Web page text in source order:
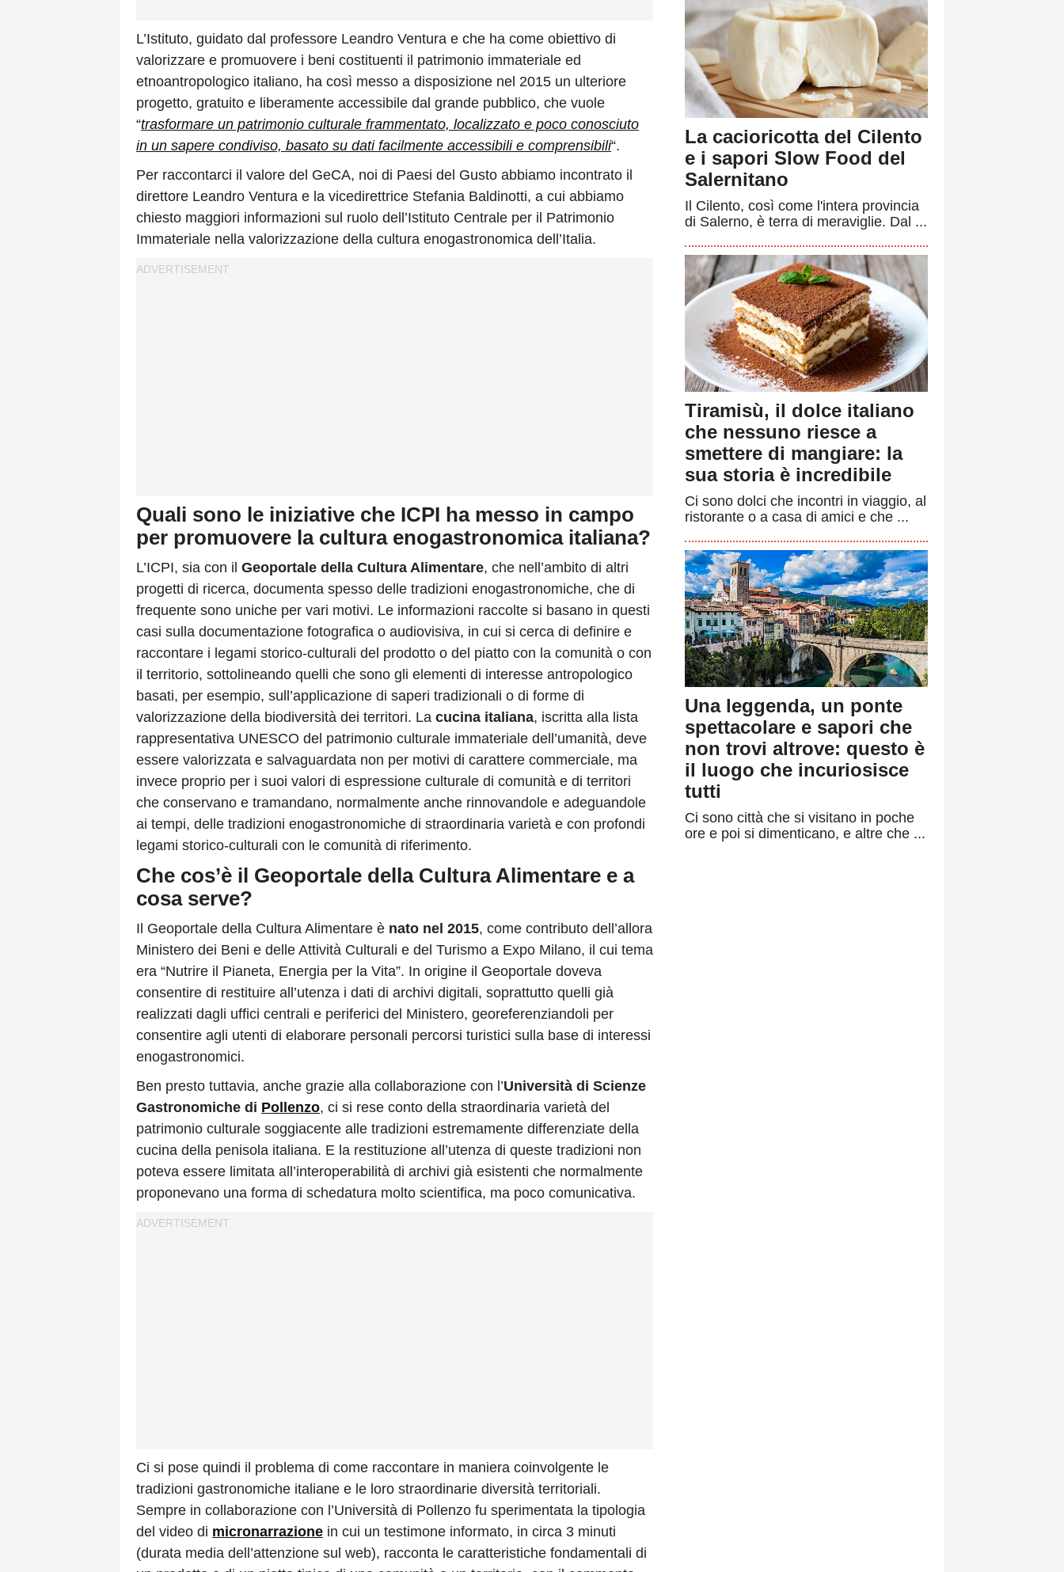
L’Istituto, guidato dal professore Leandro Ventura e che ha come obiettivo di
valorizzare e promuovere i beni costituenti il patrimonio immateriale ed
etnoantropologico italiano, ha così messo a disposizione nel 2015 un ulteriore
progetto, gratuito e liberamente accessibile dal grande pubblico, che vuole
“trasformare un patrimonio culturale frammentato, localizzato e poco conosciuto
in un sapere condiviso, basato su dati facilmente accessibili e comprensibili“.
Per raccontarci il valore del GeCA, noi di Paesi del Gusto abbiamo incontrato il
direttore Leandro Ventura e la vicedirettrice Stefania Baldinotti, a cui abbiamo
chiesto maggiori informazioni sul ruolo dell’Istituto Centrale per il Patrimonio
Immateriale nella valorizzazione della cultura enogastronomica dell’Italia.
Quali sono le iniziative che ICPI ha messo in campo
per promuovere la cultura enogastronomica italiana?
L’ICPI, sia con il Geoportale della Cultura Alimentare, che nell’ambito di altri
progetti di ricerca, documenta spesso delle tradizioni enogastronomiche, che di
frequente sono uniche per vari motivi. Le informazioni raccolte si basano in questi
casi sulla documentazione fotografica o audiovisiva, in cui si cerca di definire e
raccontare i legami storico-culturali del prodotto o del piatto con la comunità o con
il territorio, sottolineando quelli che sono gli elementi di interesse antropologico
basati, per esempio, sull’applicazione di saperi tradizionali o di forme di
valorizzazione della biodiversità dei territori. La cucina italiana, iscritta alla lista
rappresentativa UNESCO del patrimonio culturale immateriale dell’umanità, deve
essere valorizzata e salvaguardata non per motivi di carattere commerciale, ma
invece proprio per i suoi valori di espressione culturale di comunità e di territori
che conservano e tramandano, normalmente anche rinnovandole e adeguandole
ai tempi, delle tradizioni enogastronomiche di straordinaria varietà e con profondi
legami storico-culturali con le comunità di riferimento.
Che cos’è il Geoportale della Cultura Alimentare e a
cosa serve?
Il Geoportale della Cultura Alimentare è nato nel 2015, come contributo dell’allora
Ministero dei Beni e delle Attività Culturali e del Turismo a Expo Milano, il cui tema
era “Nutrire il Pianeta, Energia per la Vita”. In origine il Geoportale doveva
consentire di restituire all’utenza i dati di archivi digitali, soprattutto quelli già
realizzati dagli uffici centrali e periferici del Ministero, georeferenziandoli per
consentire agli utenti di elaborare personali percorsi turistici sulla base di interessi
enogastronomici.
Ben presto tuttavia, anche grazie alla collaborazione con l’Università di Scienze
Gastronomiche di Pollenzo, ci si rese conto della straordinaria varietà del
patrimonio culturale soggiacente alle tradizioni estremamente differenziate della
cucina della penisola italiana. E la restituzione all’utenza di queste tradizioni non
poteva essere limitata all’interoperabilità di archivi già esistenti che normalmente
proponevano una forma di schedatura molto scientifica, ma poco comunicativa.
Ci si pose quindi il problema di come raccontare in maniera coinvolgente le
tradizioni gastronomiche italiane e le loro straordinarie diversità territoriali.
Sempre in collaborazione con l’Università di Pollenzo fu sperimentata la tipologia
del video di micronarrazione in cui un testimone informato, in circa 3 minuti
(durata media dell’attenzione sul web), racconta le caratteristiche fondamentali di
La cacioricotta del Cilento
e i sapori Slow Food del
Salernitano
Il Cilento, così come l'intera provincia
di Salerno, è terra di meraviglie. Dal ...
Tiramisù, il dolce italiano
che nessuno riesce a
smettere di mangiare: la
sua storia è incredibile
Ci sono dolci che incontri in viaggio, al
ristorante o a casa di amici e che ...
Una leggenda, un ponte
spettacolare e sapori che
non trovi altrove: questo è
il luogo che incuriosisce
tutti
Ci sono città che si visitano in poche
ore e poi si dimenticano, e altre che ...